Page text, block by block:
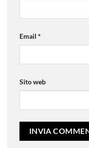
Email *
Sito web